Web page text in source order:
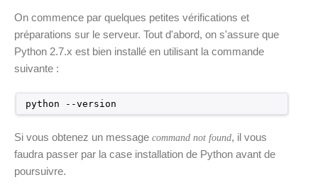
On commence par quelques petites vérifications et
préparations sur le serveur. Tout d'abord, on s'assure que
Python 2.7.x est bien installé en utilisant la commande
suivante :
python --version
Si vous obtenez un message command not found, il vous
faudra passer par la case installation de Python avant de
poursuivre.